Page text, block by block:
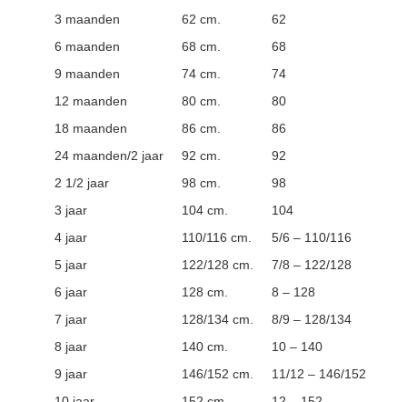
3 maanden
62 cm.
62
6 maanden
68 cm.
68
9 maanden
74 cm.
74
12 maanden
80 cm.
80
18 maanden
86 cm.
86
24 maanden/2 jaar
92 cm.
92
2 1/2 jaar
98 cm.
98
3 jaar
104 cm.
104
4 jaar
110/116 cm.
5/6 – 110/116
5 jaar
122/128 cm.
7/8 – 122/128
6 jaar
128 cm.
8 – 128
7 jaar
128/134 cm.
8/9 – 128/134
8 jaar
140 cm.
10 – 140
9 jaar
146/152 cm.
11/12 – 146/152